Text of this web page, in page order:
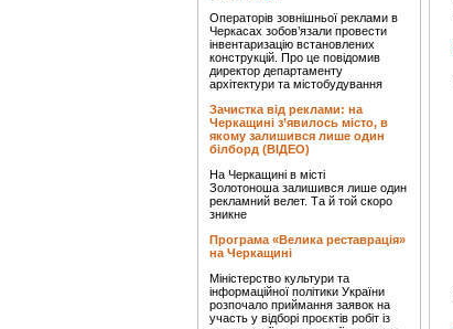
Операторів зовнішньої реклами в
Черкасах зобов’язали провести
інвентаризацію встановлених
конструкцій. Про це повідомив
директор департаменту
архітектури та містобудування
Зачистка від реклами: на
Черкащині з’явилось місто, в
якому залишився лише один
білборд (ВІДЕО)
На Черкащині в місті
Золотоноша залишився лише один
рекламний велет. Та й той скоро
зникне
Програма «Велика реставрація»
на Черкащині
Міністерство культури та
інформаційної політики України
розпочало приймання заявок на
участь у відборі проєктів робіт із